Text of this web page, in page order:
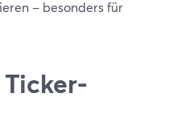
– besonders für